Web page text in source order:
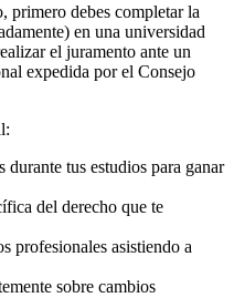
primero debes completar la
en una universidad
el juramento ante un
expedida por el Consejo
durante tus estudios para ganar
del derecho que te
profesionales asistiendo a
sobre cambios